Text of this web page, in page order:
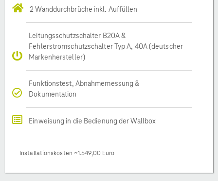
2 Wanddurchbrüche inkl. Auffüllen
Leitungsschutzschalter B20A &
Fehlerstromschutzschalter Typ A, 40A (deutscher
Markenhersteller)
Funktionstest, Abnahmemessung &
Dokumentation
Einweisung in die Bedienung der Wallbox
Installationskosten ~1.549,00 Euro